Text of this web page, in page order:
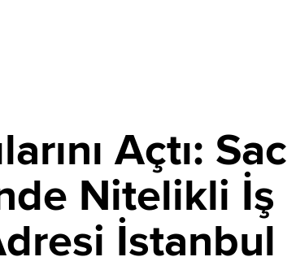
Açtı:
Nitelikli İş
İstanbul